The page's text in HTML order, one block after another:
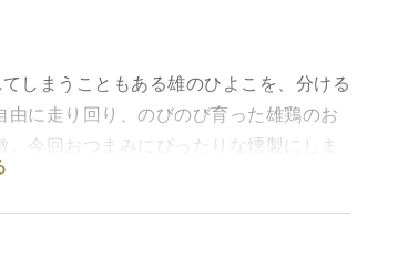
しまうこともある雄のひよこを、分ける
に走り回り、のびのび育った雄鶏のお
今回おつまみにぴったりな燻製にしま
一緒に語り合うのもいいですね。